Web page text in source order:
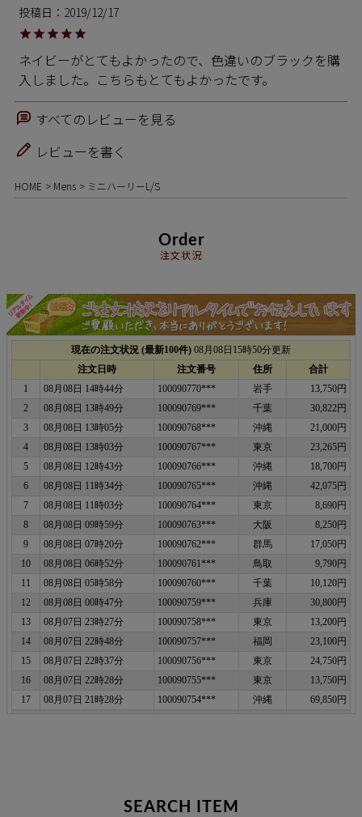
投稿日 2019/12/17
ネイビーがとてもよかったので、色違いのブラックを購
入しました。こちらもとてもよかったです。
すべてのレビューを見る
レビューを書く
HOME Mens ミニハーリーL/S
Order
注文状況
SEARCH ITEM